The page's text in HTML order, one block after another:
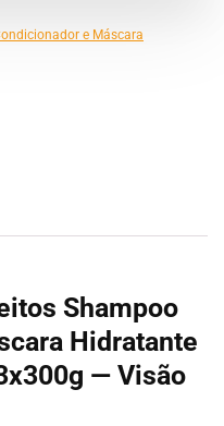
e Máscara
Shampoo
Hidratante
— Visão